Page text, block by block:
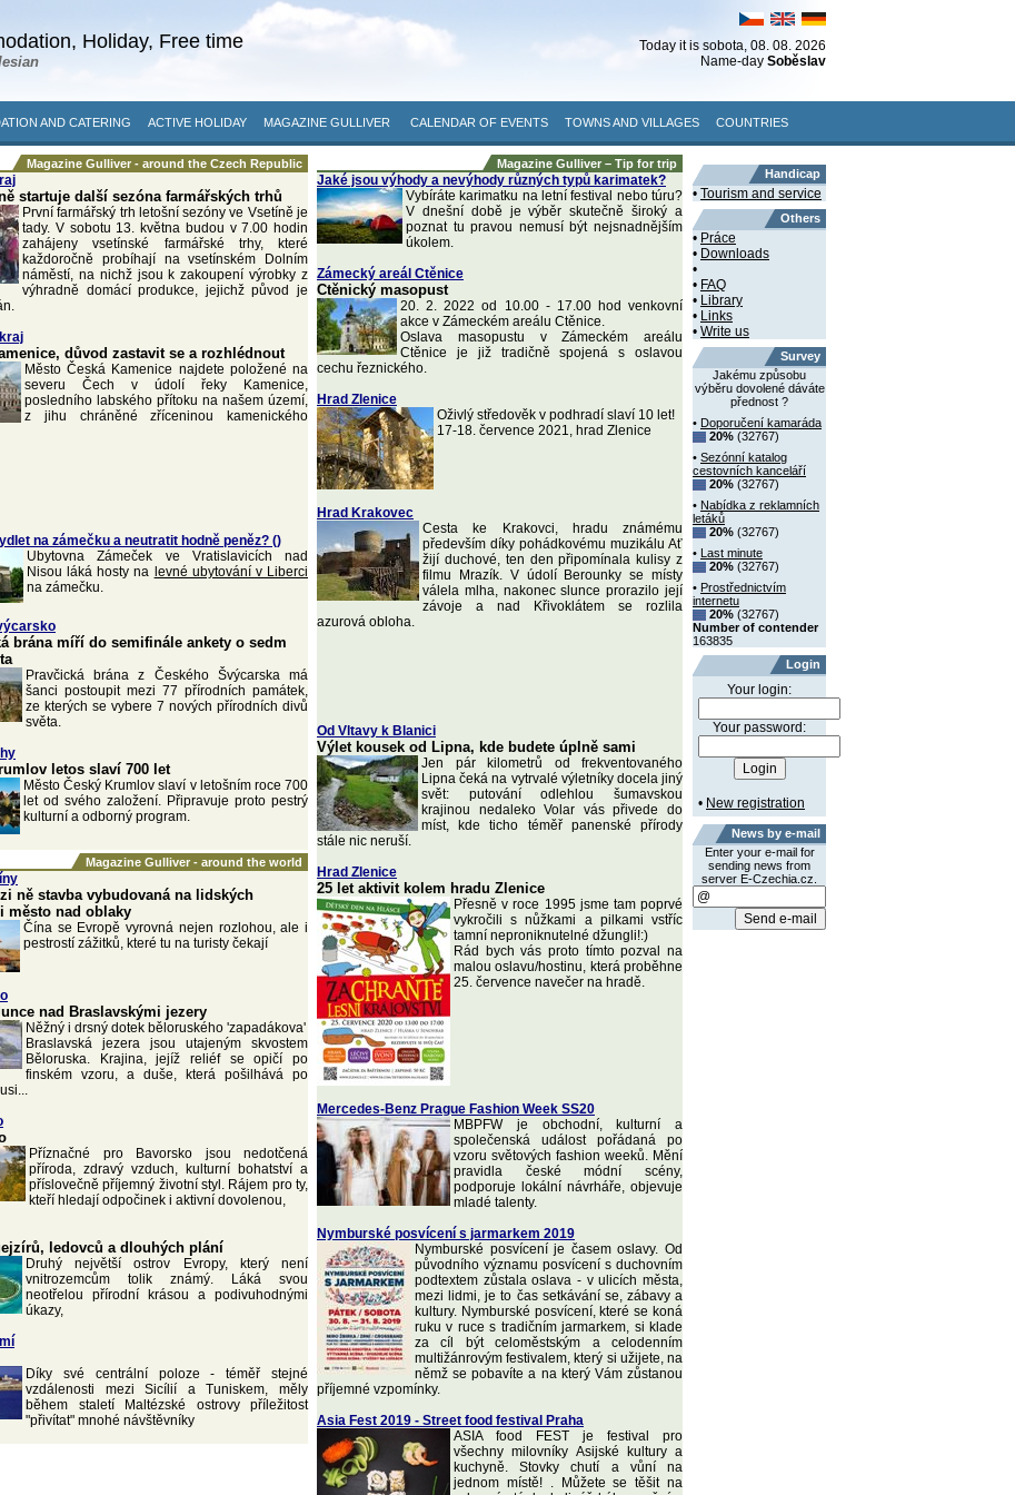
Holiday, Free time Today it is sobota, 08. 08. 2026
Name-day Soběslav
AND CATERING ACTIVE HOLIDAY MAGAZINE GULLIVER CALENDAR OF EVENTS TOWNS AND VILLAGES COUNTRIES
Magazine Gulliver - around the Czech Republic
startuje další sezóna farmářských trhů
První farmářský trh letošní sezóny ve Vsetíně je
tady. V sobotu 13. května budou v 7.00 hodin
zahájeny vsetínské farmářské trhy, které
každoročně probíhají na vsetínském Dolním
náměstí, na nichž jsou k zakoupení výrobky z
výhradně domácí produkce, jejichž původ je
důvod zastavit se a rozhlédnout
Město Česká Kamenice najdete položené na
severu Čech v údolí řeky Kamenice,
posledního labského přítoku na našem území,
z jihu chráněné zříceninou kamenického
na zámečku a neutratit hodně peněz? ()
Ubytovna Zámeček ve Vratislavicích nad
Nisou láká hosty na levné ubytování v Liberci
na zámečku.
brána míří do semifinále ankety o sedm
Pravčická brána z Českého Švýcarska má
šanci postoupit mezi 77 přírodních památek,
ze kterých se vybere 7 nových přírodních divů
světa.
letos slaví 700 let
Město Český Krumlov slaví v letošním roce 700
let od svého založení. Připravuje proto pestrý
kulturní a odborný program.
Magazine Gulliver - around the world
ně stavba vybudovaná na lidských
město nad oblaky
Čína se Evropě vyrovná nejen rozlohou, ale i
pestrostí zážitků, které tu na turisty čekají
nad Braslavskými jezery
Něžný i drsný dotek běloruského 'zapadákova'
Braslavská jezera jsou utajeným skvostem
Běloruska. Krajina, jejíž reliéf se opičí po
finském vzoru, a duše, která pošilhává po
Příznačné pro Bavorsko jsou nedotčená
příroda, zdravý vzduch, kulturní bohatství a
příslovečně příjemný životní styl. Rájem pro ty,
kteří hledají odpočinek i aktivní dovolenou,
ledovců a dlouhých plání
Druhý největší ostrov Evropy, který není
vnitrozemcům tolik známý. Láká svou
neotřelou přírodní krásou a podivuhodnými
úkazy,
Díky své centrální poloze - téměř stejné
vzdálenosti mezi Sicílií a Tuniskem, měly
během staletí Maltézské ostrovy příležitost
"přivítat" mnohé návštěvníky
Magazine Gulliver – Tip for trip
Jaké jsou výhody a nevýhody různých typů karimatek?
Vybíráte karimatku na letní festival nebo túru?
V dnešní době je výběr skutečně široký a
poznat tu pravou nemusí být nejsnadnějším
úkolem.
Zámecký areál Ctěnice
Ctěnický masopust
20. 2. 2022 od 10.00 - 17.00 hod venkovní
akce v Zámeckém areálu Ctěnice.
Oslava masopustu v Zámeckém areálu
Ctěnice je již tradičně spojená s oslavou
cechu řeznického.
Hrad Zlenice
Oživlý středověk v podhradí slaví 10 let!
17-18. července 2021, hrad Zlenice
Hrad Krakovec
Cesta ke Krakovci, hradu známému
především díky pohádkovému muzikálu Ať
žijí duchové, ten den připomínala kulisy z
filmu Mrazík. V údolí Berounky se místy
válela mlha, nakonec slunce prorazilo její
závoje a nad Křivoklátem se rozlila
azurová obloha.
Od Vltavy k Blanici
Výlet kousek od Lipna, kde budete úplně sami
Jen pár kilometrů od frekventovaného
Lipna čeká na vytrvalé výletníky docela jiný
svět: putování odlehlou šumavskou
krajinou nedaleko Volar vás přivede do
míst, kde ticho téměř panenské přírody
stále nic neruší.
Hrad Zlenice
25 let aktivit kolem hradu Zlenice
Přesně v roce 1995 jsme tam poprvé
vykročili s nůžkami a pilkami vstříc
tamní neproniknutelné džungli!:)
Rád bych vás proto tímto pozval na
malou oslavu/hostinu, která proběhne
25. července navečer na hradě.
Mercedes-Benz Prague Fashion Week SS20
MBPFW je obchodní, kulturní a
společenská událost pořádaná po
vzoru světových fashion weeků. Mění
pravidla české módní scény,
podporuje lokální návrháře, objevuje
mladé talenty.
Nymburské posvícení s jarmarkem 2019
Nymburské posvícení je časem oslavy. Od
původního významu posvícení s duchovním
podtextem zůstala oslava - v ulicích města,
mezi lidmi, je to čas setkávání se, zábavy a
kultury. Nymburské posvícení, které se koná
ruku v ruce s tradičním jarmarkem, si klade
za cíl být celoměstským a celodenním
multižánrovým festivalem, který si užijete, na
němž se pobavíte a na který Vám zůstanou
příjemné vzpomínky.
Asia Fest 2019 - Street food festival Praha
ASIA food FEST je festival pro
všechny milovníky Asijské kultury a
kuchyně. Stovky chutí a vůní na
jednom místě! . Můžete se těšit na
Handicap
• Tourism and service
Others
• Práce
• Downloads
•
• FAQ
• Library
• Links
• Write us
Survey
Jakému způsobu
výběru dovolené dáváte
přednost ?
• Doporučení kamaráda
20% (32767)
• Sezónní katalog
cestovních kanceláří
20% (32767)
• Nabídka z reklamních
letáků
20% (32767)
•
Last minute
20% (32767)
• Prostřednictvím
internetu
20% (32767)
Number of contender
163835
Login
Your login:
Your password:
• New registration
News by e-mail
Enter your e-mail for
sending news from
server E-Czechia.cz.